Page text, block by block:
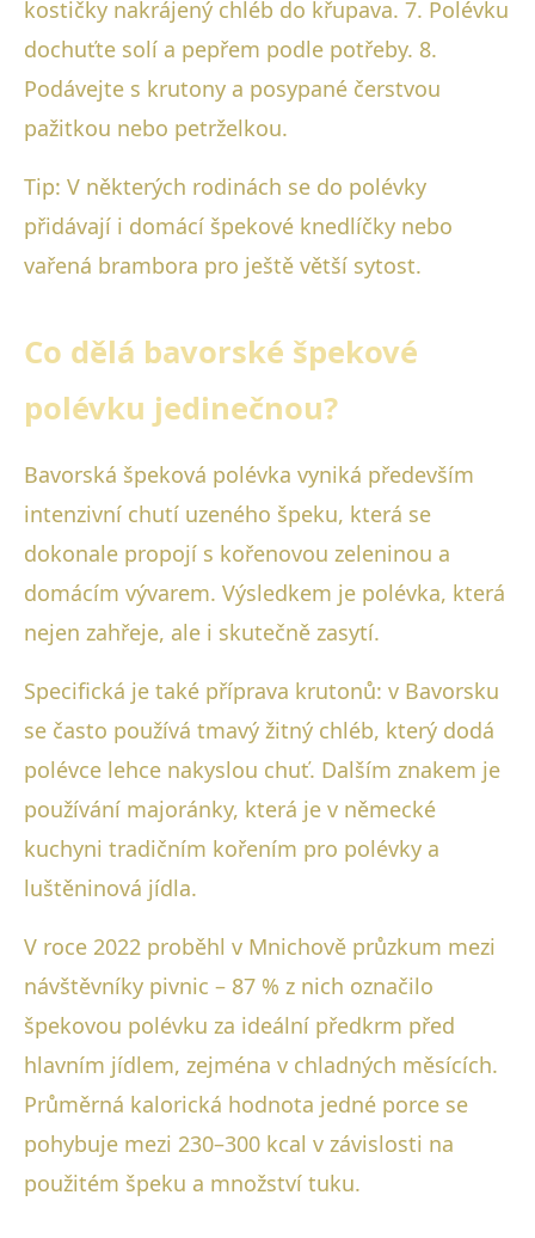
kostičky nakrájený chléb do křupava. 7. Polévku
dochuťte solí a pepřem podle potřeby. 8.
Podávejte s krutony a posypané čerstvou
pažitkou nebo petrželkou.
Tip: V některých rodinách se do polévky
přidávají i domácí špekové knedlíčky nebo
vařená brambora pro ještě větší sytost.
Co dělá bavorské špekové
polévku jedinečnou?
Bavorská špeková polévka vyniká především
intenzivní chutí uzeného špeku, která se
dokonale propojí s kořenovou zeleninou a
domácím vývarem. Výsledkem je polévka, která
nejen zahřeje, ale i skutečně zasytí.
Specifická je také příprava krutonů: v Bavorsku
se často používá tmavý žitný chléb, který dodá
polévce lehce nakyslou chuť. Dalším znakem je
používání majoránky, která je v německé
kuchyni tradičním kořením pro polévky a
luštěninová jídla.
V roce 2022 proběhl v Mnichově průzkum mezi
návštěvníky pivnic – 87 % z nich označilo
špekovou polévku za ideální předkrm před
hlavním jídlem, zejména v chladných měsících.
Průměrná kalorická hodnota jedné porce se
pohybuje mezi 230–300 kcal v závislosti na
použitém špeku a množství tuku.